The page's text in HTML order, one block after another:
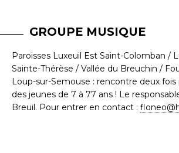
GROUPE MUSIQUE
Paroisses Luxeuil Est Saint-Colomban /
Sainte-Thérèse / Vallée du Breuchin /
Loup-sur-Semouse : rencontre deux
des jeunes de 7 à 77 ans ! Le
Breuil. Pour entrer en contact :